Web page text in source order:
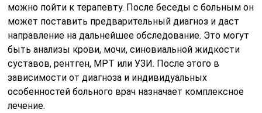
можно пойти к терапевту. После беседы с больным он
может поставить предварительный диагноз и даст
направление на дальнейшее обследование. Это могут
быть анализы крови, мочи, синовиальной жидкости
суставов, рентген, МРТ или УЗИ. После этого в
зависимости от диагноза и индивидуальных
особенностей больного врач назначает комплексное
лечение.